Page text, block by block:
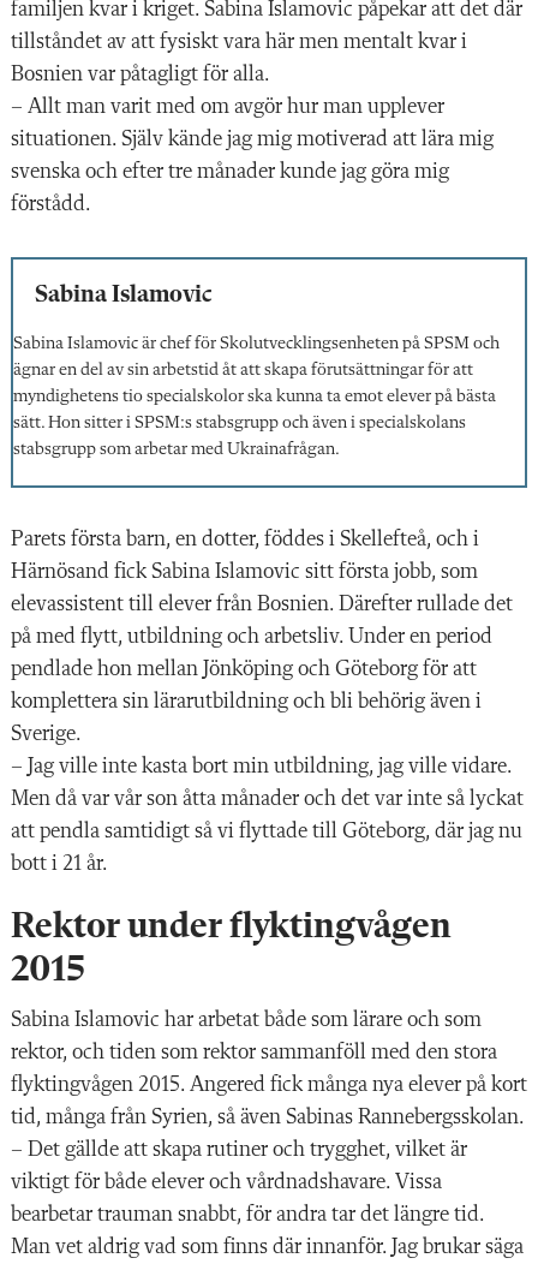
familjen kvar i kriget. Sabina Islamovic påpekar att det där
tillståndet av att fysiskt vara här men mentalt kvar i
Bosnien var påtagligt för alla.
– Allt man varit med om avgör hur man upplever
situationen. Själv kände jag mig motiverad att lära mig
svenska och efter tre månader kunde jag göra mig
förstådd.
Sabina Islamovic
Sabina Islamovic är chef för Skolutvecklingsenheten på SPSM och
ägnar en del av sin arbetstid åt att skapa förutsättningar för att
myndighetens tio specialskolor ska kunna ta emot elever på bästa
sätt. Hon sitter i SPSM:s stabsgrupp och även i specialskolans
stabsgrupp som arbetar med Ukrainafrågan.
Parets första barn, en dotter, föddes i Skellefteå, och i
Härnösand fick Sabina Islamovic sitt första jobb, som
elevassistent till elever från Bosnien. Därefter rullade det
på med flytt, utbildning och arbetsliv. Under en period
pendlade hon mellan Jönköping och Göteborg för att
komplettera sin lärarutbildning och bli behörig även i
Sverige.
– Jag ville inte kasta bort min utbildning, jag ville vidare.
Men då var vår son åtta månader och det var inte så lyckat
att pendla samtidigt så vi flyttade till Göteborg, där jag nu
bott i 21 år.
Rektor under flyktingvågen
2015
Sabina Islamovic har arbetat både som lärare och som
rektor, och tiden som rektor sammanföll med den stora
flyktingvågen 2015. Angered fick många nya elever på kort
tid, många från Syrien, så även Sabinas Rannebergsskolan.
– Det gällde att skapa rutiner och trygghet, vilket är
viktigt för både elever och vårdnadshavare. Vissa
bearbetar trauman snabbt, för andra tar det längre tid.
Man vet aldrig vad som finns där innanför. Jag brukar säga